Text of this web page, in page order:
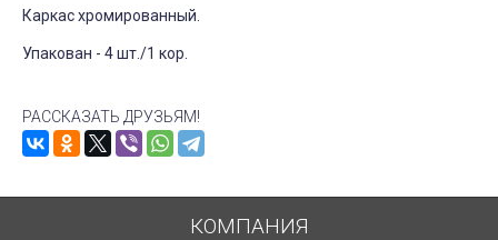
Каркас хромированный.
Упакован - 4 шт./1 кор.
РАССКАЗАТЬ ДРУЗЬЯМ!
КОМПАНИЯ